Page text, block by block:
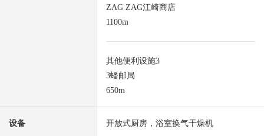
ZAG ZAG江崎商店
1100m
其他便利设施3
3蟠邮局
650m
设备 开放式厨房，浴室换气干燥机